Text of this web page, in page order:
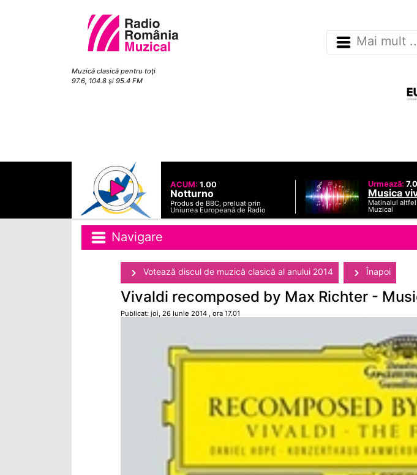
Muzică clasică pentru toţi
97.6, 104.8 şi 95.4 FM
Mai mult
ACUM: 1.00
Notturno
Produs de BBC, preluat prin
Uniunea Europeană de Radio
Urmează:
Musica
Matinalul altfel
Muzical
Navigare
Votează discul de muzică clasică al anului 2014 Înapoi
Vivaldi recomposed by Max Richter -
Publicat: joi, 26 Iunie 2014 , ora 17.01